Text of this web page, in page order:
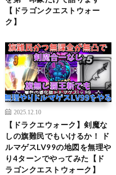
【ドラゴンクエストウォー
ク】
2025.12.10
【ドラクエウォーク】剣魔な
しの旗難民でもいけるか！ ド
ルマゲスLV99の地図を無理や
り4ターンでやってみた【ド
ラゴンクエストウォーク】